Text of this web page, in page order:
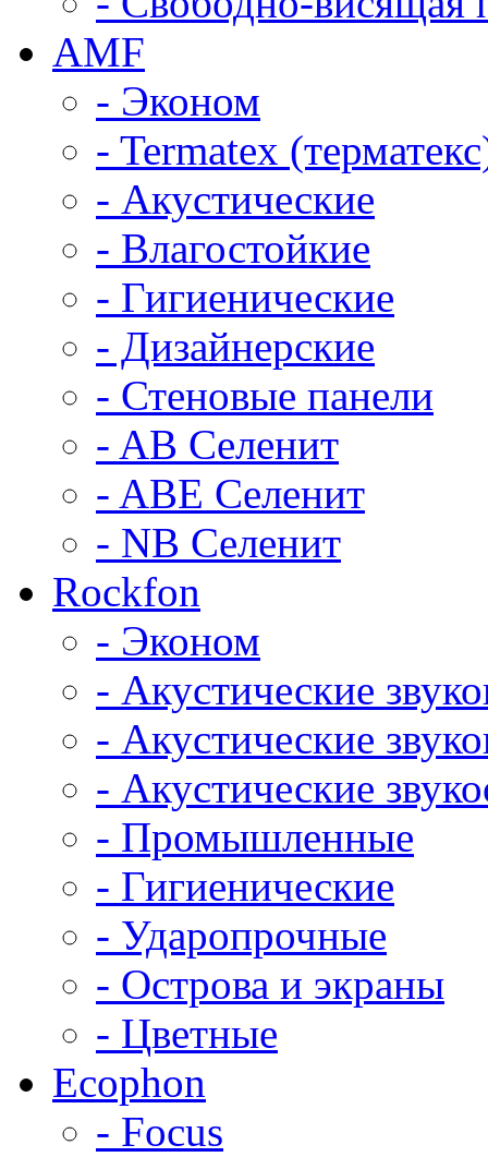
AMF
- Эконом
- Termatex
- Акустические
- Влагостойкие
- Гигиенические
- Дизайнерские
- Стеновые панели
- AB Селенит
- ABE Селенит
- NB Селенит
Rockfon
- Эконом
- Акустические
- Акустические
- Акустические
- Промышленные
- Гигиенические
- Ударопрочные
- Острова и экраны
- Цветные
Ecophon
- Focus